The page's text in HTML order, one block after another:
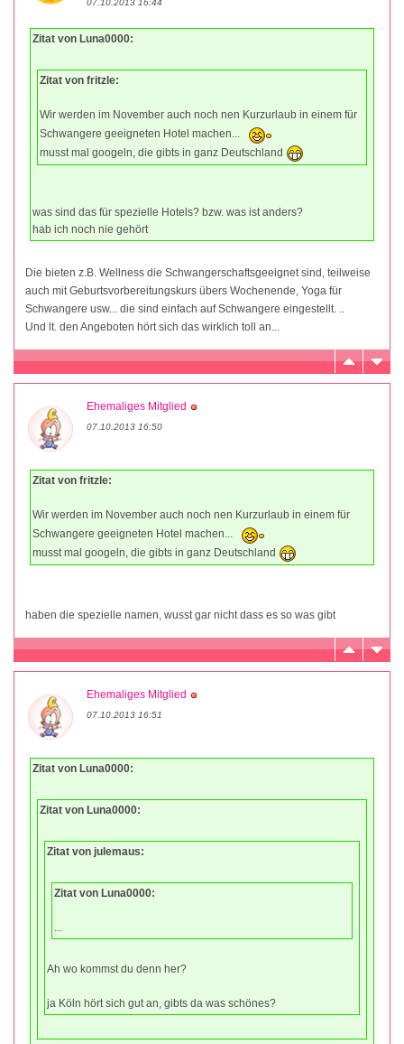
07.10.2013 16:44
Zitat von Luna0000:
Zitat von fritzle:
Wir werden im November auch noch nen Kurzurlaub in einem für
Schwangere geeigneten Hotel machen...
musst mal googeln, die gibts in ganz Deutschland
was sind das für spezielle Hotels? bzw. was ist anders?
hab ich noch nie gehört
Die bieten z.B. Wellness die Schwangerschaftsgeeignet sind, teilweise
auch mit Geburtsvorbereitungskurs übers Wochenende, Yoga für
Schwangere usw... die sind einfach auf Schwangere eingestellt. ..
Und lt. den Angeboten hört sich das wirklich toll an...
Ehemaliges Mitglied
07.10.2013 16:50
Zitat von fritzle:
Wir werden im November auch noch nen Kurzurlaub in einem für
Schwangere geeigneten Hotel machen...
musst mal googeln, die gibts in ganz Deutschland
haben die spezielle namen, wusst gar nicht dass es so was gibt
Ehemaliges Mitglied
07.10.2013 16:51
Zitat von Luna0000:
Zitat von Luna0000:
Zitat von julemaus:
Zitat von Luna0000:
...
Ah wo kommst du denn her?
ja Köln hört sich gut an, gibts da was schönes?